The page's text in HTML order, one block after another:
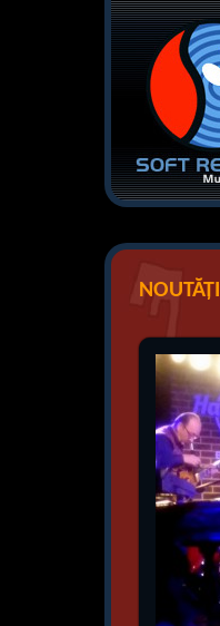
NOUTĂȚI